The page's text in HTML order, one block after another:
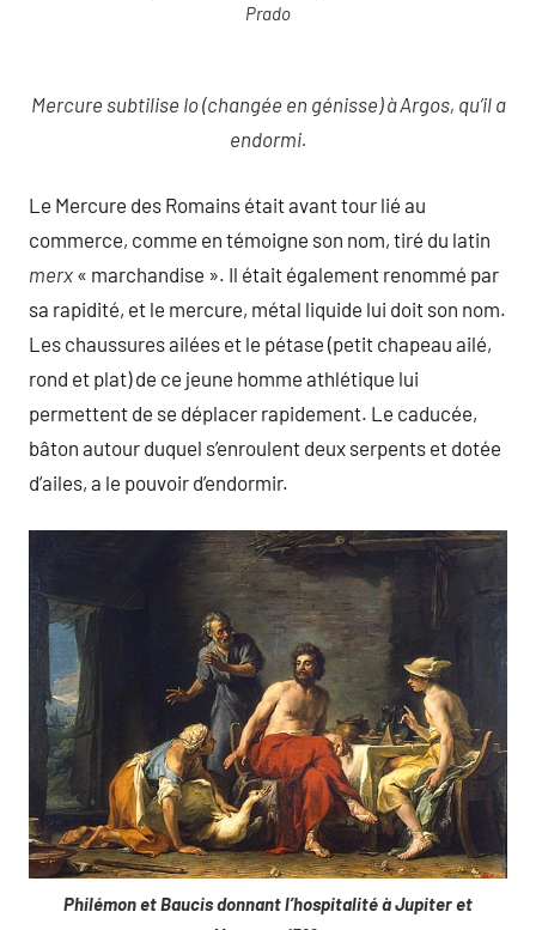
Prado
Mercure subtilise Io (changée en génisse) à Argos, qu’il a
endormi.
Le Mercure des Romains était avant tour lié au
commerce, comme en témoigne son nom, tiré du latin
merx « marchandise ». Il était également renommé par
sa rapidité, et le mercure, métal liquide lui doit son nom.
Les chaussures ailées et le pétase (petit chapeau ailé,
rond et plat) de ce jeune homme athlétique lui
permettent de se déplacer rapidement. Le caducée,
bâton autour duquel s’enroulent deux serpents et dotée
d’ailes, a le pouvoir d’endormir.
Philémon et Baucis donnant l’hospitalité à Jupiter et